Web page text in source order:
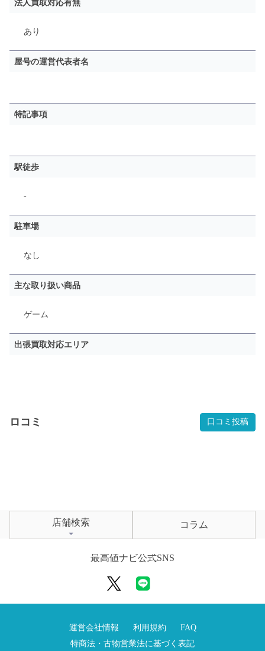
法人買取対応有無
あり
屋号の運営代表者名
特記事項
駅徒歩
-
駐車場
なし
主な取り扱い商品
ゲーム
出張買取対応エリア
ロコミ 口コミ投稿
店舗検索 コラム
最高値ナビ公式SNS
運営会社情報 利用規約
FAQ
特商法・古物営業法に基づく表記